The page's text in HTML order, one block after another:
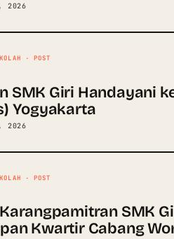
2026
· POST
SMK Giri Handayani
Yogyakarta
2026
· POST
SMK
Kwartir Cabang